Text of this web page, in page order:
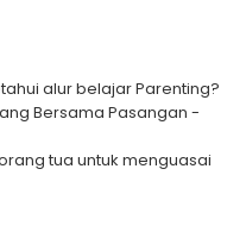
alur belajar Parenting?
Bersama Pasangan -
tua untuk menguasai